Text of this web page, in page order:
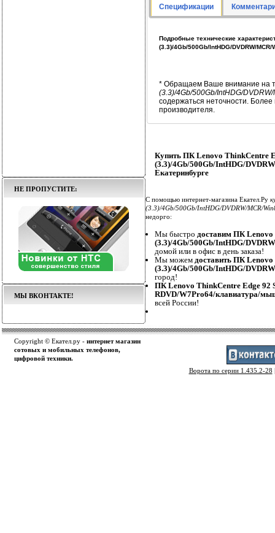
НЕ ПРОПУСТИТЕ:
МЫ ВКОНТАКТЕ!
Спецификации
Подробные технические
(3.3)/4Gb/500Gb/IntHDG/DVDRW/
* Обращаем Ваше внимание на
(3.3)/4Gb/500Gb/IntHDG/
содержаться неточности.
производителя.
Купить ПК Lenovo ThinkCentre
(3.3)/4Gb/500Gb/IntHDG/
Екатеринбурге
С помощью интернет-магазина Екател.Ру
(3.3)/4Gb/500Gb/IntHDG/DVDRW/MCR/
недорго:
Мы быстро доставим ПК Lenovo
(3.3)/4Gb/500Gb/IntHDG/
домой или в офис в день заказа!
Мы можем доставить ПК
(3.3)/4Gb/500Gb/IntHDG/
город!
ПК Lenovo ThinkCentre Edge 92
RDVD/W7Pro64/клавиатура/
всей России!
Copyright © Екател.ру - интернет магазин
сотовых и мобильных телефонов,
цифровой техники.
Ворота по серии 1.435.2-28